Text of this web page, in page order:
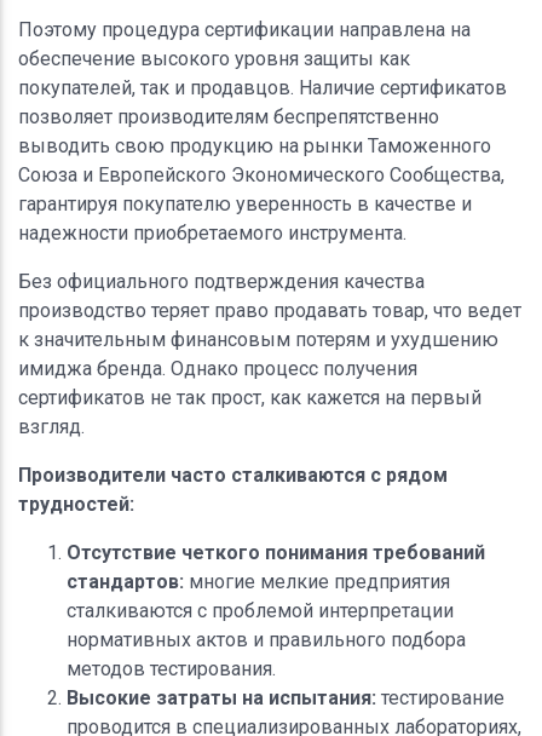
Поэтому процедура сертификации направлена на
обеспечение высокого уровня защиты как
покупателей, так и продавцов. Наличие сертификатов
позволяет производителям беспрепятственно
выводить свою продукцию на рынки Таможенного
Союза и Европейского Экономического Сообщества,
гарантируя покупателю уверенность в качестве и
надежности приобретаемого инструмента.
Без официального подтверждения качества
производство теряет право продавать товар, что ведет
к значительным финансовым потерям и ухудшению
имиджа бренда. Однако процесс получения
сертификатов не так прост, как кажется на первый
взгляд.
Производители часто сталкиваются с рядом
трудностей:
Отсутствие четкого понимания требований
стандартов: многие мелкие предприятия
сталкиваются с проблемой интерпретации
нормативных актов и правильного подбора
методов тестирования.
Высокие затраты на испытания: тестирование
проводится в специализированных лабораториях,